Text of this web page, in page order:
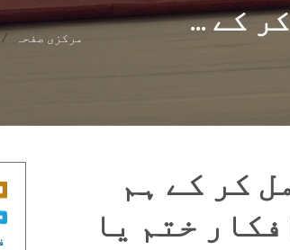
کے ... مرکزی صفحہ
کر کے ہم
ختم یا